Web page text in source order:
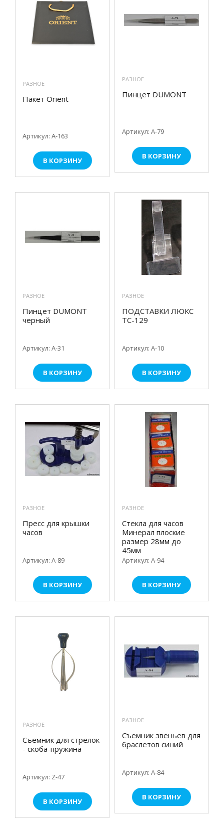
РАЗНОЕ
Пакет Orient
Артикул: А-163
В КОРЗИНУ
РАЗНОЕ
Пинцет DUMONT
Артикул: А-79
В КОРЗИНУ
РАЗНОЕ
Пинцет DUMONT
черный
Артикул: А-31
В КОРЗИНУ
РАЗНОЕ
ПОДСТАВКИ ЛЮКС
TC-129
Артикул: А-10
В КОРЗИНУ
РАЗНОЕ
Пресс для крышки
часов
Артикул: А-89
В КОРЗИНУ
РАЗНОЕ
Стекла для часов
Минерал плоские
размер 28мм до
45мм
Артикул: А-94
В КОРЗИНУ
РАЗНОЕ
Съемник для стрелок
- скоба-пружина
Артикул: Z-47
В КОРЗИНУ
РАЗНОЕ
Съемник звеньев для
браслетов синий
Артикул: А-84
В КОРЗИНУ